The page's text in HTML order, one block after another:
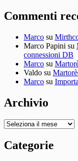
Commenti
Marco su
Marco Papini su
connessioni DB
Marco su
Valdo su
Marco su
Archivio
Archivio
Categorie